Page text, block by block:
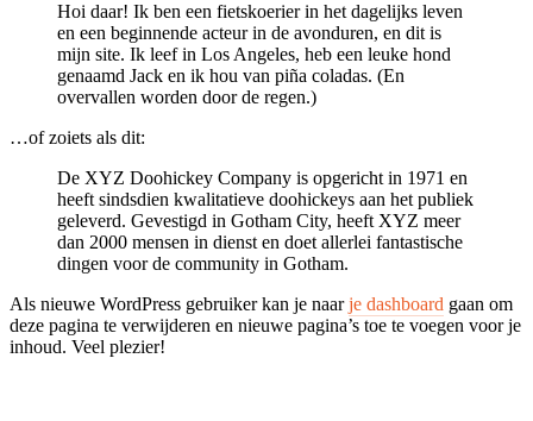
Hoi daar! Ik ben een fietskoerier in het dagelijks leven
en een beginnende acteur in de avonduren, en dit is
mijn site. Ik leef in Los Angeles, heb een leuke hond
genaamd Jack en ik hou van piña coladas. (En
overvallen worden door de regen.)
…of zoiets als dit:
De XYZ Doohickey Company is opgericht in 1971 en
heeft sindsdien kwalitatieve doohickeys aan het publiek
geleverd. Gevestigd in Gotham City, heeft XYZ meer
dan 2000 mensen in dienst en doet allerlei fantastische
dingen voor de community in Gotham.
Als nieuwe WordPress gebruiker kan je naarje dashboard gaan om
deze pagina te verwijderen en nieuwe pagina’s toe te voegen voor je
inhoud. Veel plezier!